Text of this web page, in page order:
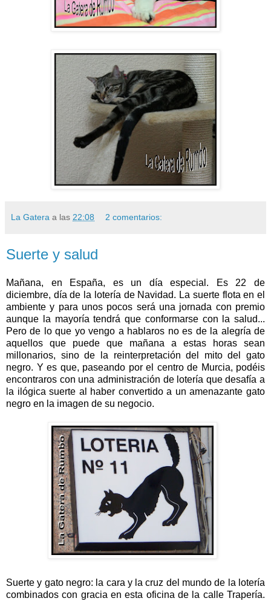
La Gatera a las 22:08 2 comentarios:
Suerte y salud
Mañana, en España, es un día especial. Es 22 de
diciembre, día de la lotería de Navidad. La suerte flota en el
ambiente y para unos pocos será una jornada con premio
aunque la mayoría tendrá que conformarse con la salud...
Pero de lo que yo vengo a hablaros no es de la alegría de
aquellos que puede que mañana a estas horas sean
millonarios, sino de la reinterpretación del mito del gato
negro. Y es que, paseando por el centro de Murcia, podéis
encontraros con una administración de lotería que desafía a
la ilógica suerte al haber convertido a un amenazante gato
negro en la imagen de su negocio.
Suerte y gato negro: la cara y la cruz del mundo de la lotería
combinados con gracia en esta oficina de la calle Trapería.